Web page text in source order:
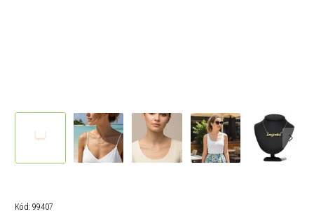
Kód: 99407